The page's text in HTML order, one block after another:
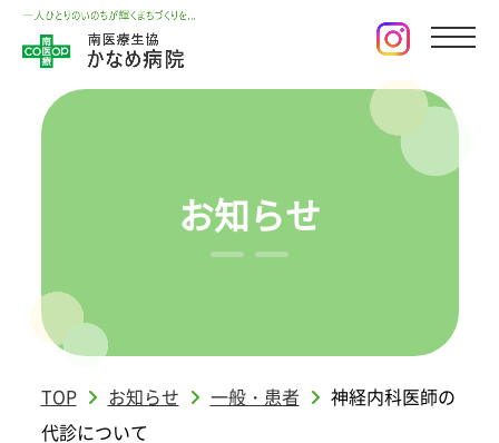
お知らせ
TOP お知らせ 一般・患者
神経内科医師の
代診について